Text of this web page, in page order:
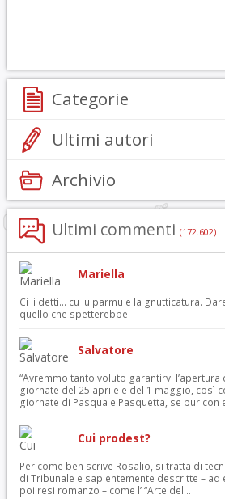
Categorie
Ultimi autori
Archivio
Ultimi commenti (172.602)
Mariella
Ci li detti… cu lu parmu e la gnutticatura.
quello che spetterebbe.
Salvatore
“Avremmo tanto voluto garantirvi l’apertura
giornate del 25 aprile e del 1 maggio, così
giornate di Pasqua e Pasquetta, se pur con
Cui prodest?
Per come ben scrive Rosalio, si tratta di
di Tribunale e sapientemente descritte – ad
poi resi romanzo – come l’ “Arte del...